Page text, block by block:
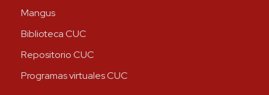
Mangus
Biblioteca CUC
Repositorio CUC
Programas virtuales CUC